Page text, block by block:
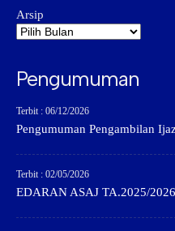
Arsip
Pengumuman
Terbit : 06/12/2026
Pengumuman Pengambilan
Terbit : 02/05/2026
EDARAN ASAJ TA.2025/2026